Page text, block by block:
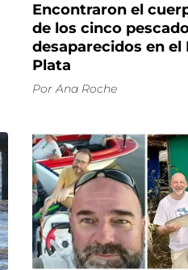
Encontraron el
de los cinco
desaparecidos en el
Plata
Por Ana Roche